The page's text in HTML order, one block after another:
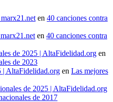
en 40 canciones contra
en 40 canciones contra
de 2025 | AltaFidelidad.org en
de 2023
| AltaFidelidad.org en Las mejores
de 2025 | AltaFidelidad.org
de 2017